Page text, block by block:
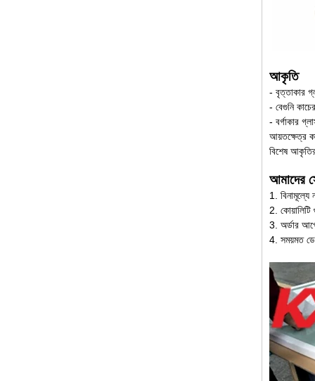
আকৃতি
- বৃত্তাকার
- বেগুনি কাচের
- বর্গাকার
আয়তক্ষেত্র
বিশেষ আকৃতির
আমাদের
1. বিনামূল্যে
2. কোয়ালিটি
3. অর্ডার
4. সময়মত